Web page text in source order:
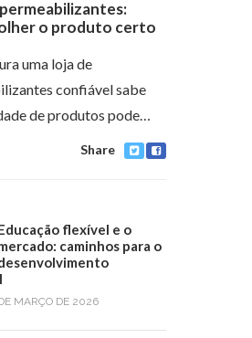
o produto certo
uma loja de
confiável sabe
de produtos pode…
Share
flexível e o
caminhos para o
MARÇO DE 2026